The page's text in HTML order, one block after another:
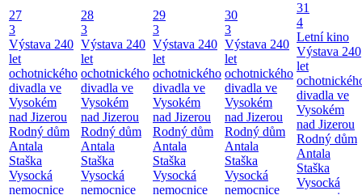
27
3
Výstava 240
let
ochotnického
divadla ve
Vysokém
nad Jizerou
Rodný dům
Antala
Staška
Vysocká
nemocnice
28
3
Výstava 240
let
ochotnického
divadla ve
Vysokém
nad Jizerou
Rodný dům
Antala
Staška
Vysocká
nemocnice
29
3
Výstava 240
let
ochotnického
divadla ve
Vysokém
nad Jizerou
Rodný dům
Antala
Staška
Vysocká
nemocnice
30
3
Výstava 240
let
ochotnického
divadla ve
Vysokém
nad Jizerou
Rodný dům
Antala
Staška
Vysocká
nemocnice
31
4
Letní kino
Výstava 240
let
divadla ve
Vysokém
nad Jizerou
Rodný dům
Antala
Staška
Vysocká